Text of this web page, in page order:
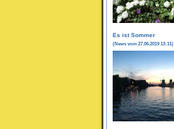
Es ist Sommer
(News vom 27.06.2019 13:11)